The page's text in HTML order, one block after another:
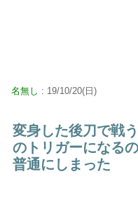
名無し : 19/10/20(日)
変身した後刀で戦
のトリガーになる
普通にしまった